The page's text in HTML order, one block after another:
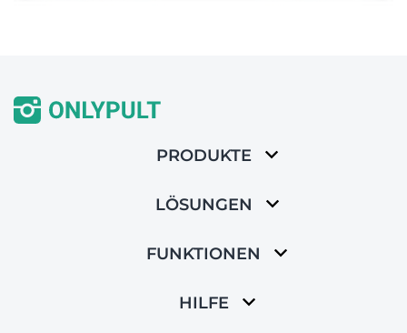
PRODUKTE
LÖSUNGEN
FUNKTIONEN
HILFE